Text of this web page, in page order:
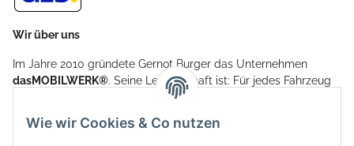
Wir über uns
Im Jahre 2010 gründete Gernot Burger das Unternehmen
dasMOBILWERK®. Seine Leidenschaft ist: Für jedes Fahrzeug
ein Car Cover anzubieten - passgenau und individuell.
Aufgrund der vielen positiven Kundenrückmeldungen kamen
weitere Produkte, wie Reifenschuhe, Hardtopständer hinzu.
Wie wir Cookies & Co nutzen